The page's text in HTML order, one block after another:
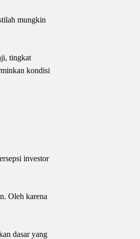
mungkin
tingkat
kondisi
investor
Oleh karena
dasar yang